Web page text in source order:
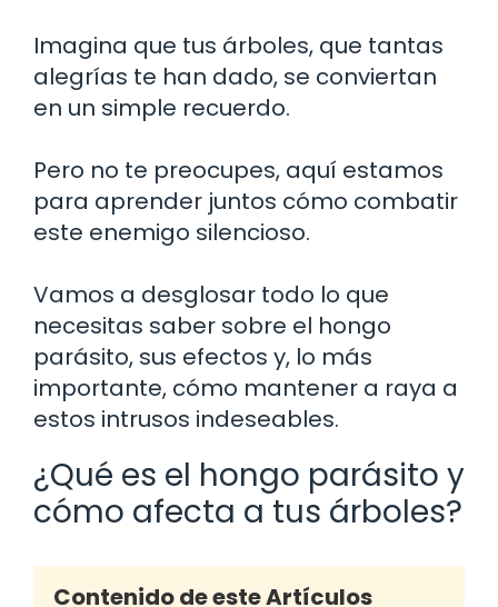
Imagina que tus árboles, que tantas
alegrías te han dado, se conviertan
en un simple recuerdo.
Pero no te preocupes, aquí estamos
para aprender juntos cómo combatir
este enemigo silencioso.
Vamos a desglosar todo lo que
necesitas saber sobre el hongo
parásito, sus efectos y, lo más
importante, cómo mantener a raya a
estos intrusos indeseables.
¿Qué es el hongo parásito y
cómo afecta a tus árboles?
Contenido de este Artículos